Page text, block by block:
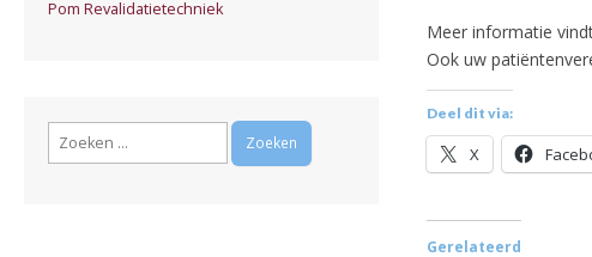
Meer informatie
Ook uw
Deel dit via:
X
Gerelateerd
Pom Revalidatietechniek
Zoeken